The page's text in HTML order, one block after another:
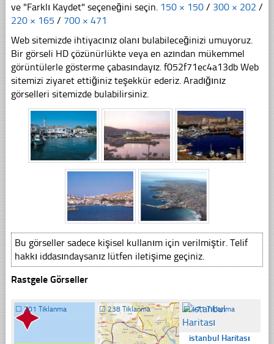
ve "Farklı Kaydet" seçeneğini seçin. 150 × 150 / 300 × 202 /
220 × 165 / 700 × 471
Web sitemizde ihtiyacınız olanı bulabileceğinizi umuyoruz.
Bir görseli HD çözünürlükte veya en azından mükemmel
görüntülerle gösterme çabasındayız. f052f71ec4a13db Web
sitemizi ziyaret ettiğiniz teşekkür ederiz. Aradığınız
görselleri sitemizde bulabilirsiniz.
Bu görseller sadece kişisel kullanım için verilmiştir. Telif
hakkı iddasındaysanız lütfen iletişime geçiniz.
Rastgele Görseller
☐ 201 Tıklanma ☐238 Tıklanma ☐471 Tıklanma
istanbul Haritası